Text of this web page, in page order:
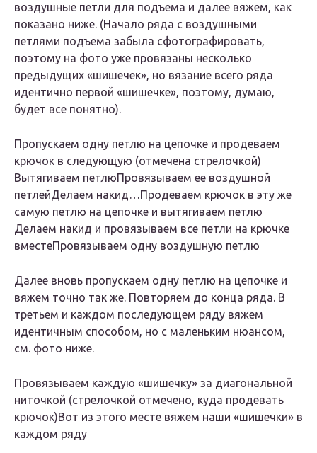
воздушные петли для подъема и далее вяжем, как
показано ниже. (Начало ряда с воздушными
петлями подъема забыла сфотографировать,
поэтому на фото уже провязаны несколько
предыдущих «шишечек», но вязание всего ряда
идентично первой «шишечке», поэтому, думаю,
будет все понятно).
Пропускаем одну петлю на цепочке и продеваем
крючок в следующую (отмечена стрелочкой)
Вытягиваем петлюПровязываем ее воздушной
петлейДелаем накид…Продеваем крючок в эту же
самую петлю на цепочке и вытягиваем петлю
Делаем накид и провязываем все петли на крючке
вместеПровязываем одну воздушную петлю
Далее вновь пропускаем одну петлю на цепочке и
вяжем точно так же. Повторяем до конца ряда. В
третьем и каждом последующем ряду вяжем
идентичным способом, но с маленьким нюансом,
см. фото ниже.
Провязываем каждую «шишечку» за диагональной
ниточкой (стрелочкой отмечено, куда продевать
крючок)Вот из этого месте вяжем наши «шишечки» в
каждом ряду